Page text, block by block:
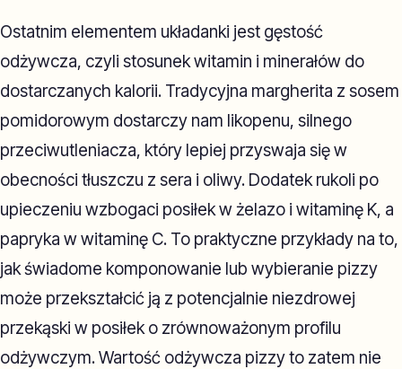
Ostatnim elementem układanki jest gęstość
odżywcza, czyli stosunek witamin i minerałów do
dostarczanych kalorii. Tradycyjna margherita z sosem
pomidorowym dostarczy nam likopenu, silnego
przeciwutleniacza, który lepiej przyswaja się w
obecności tłuszczu z sera i oliwy. Dodatek rukoli po
upieczeniu wzbogaci posiłek w żelazo i witaminę K, a
papryka w witaminę C. To praktyczne przykłady na to,
jak świadome komponowanie lub wybieranie pizzy
może przekształcić ją z potencjalnie niezdrowej
przekąski w posiłek o zrównoważonym profilu
odżywczym. Wartość odżywcza pizzy to zatem nie